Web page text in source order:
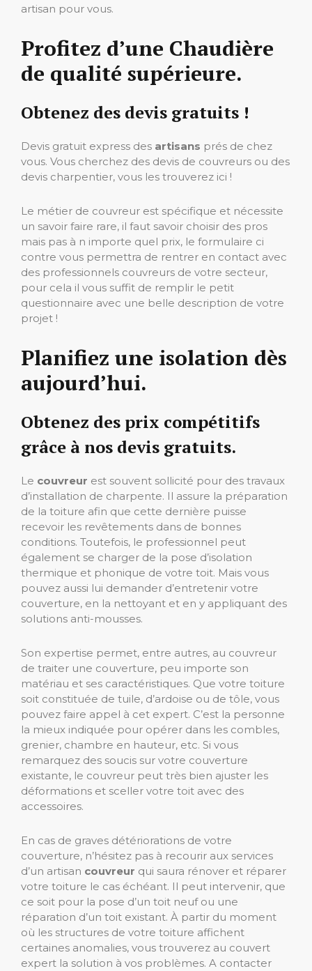
artisan pour vous.
Profitez d’une Chaudière
de qualité supérieure.
Obtenez des devis gratuits !
Devis gratuit express des artisans prés de chez
vous. Vous cherchez des devis de couvreurs ou des
devis charpentier, vous les trouverez ici !
Le métier de couvreur est spécifique et nécessite
un savoir faire rare, il faut savoir choisir des pros
mais pas à n importe quel prix, le formulaire ci
contre vous permettra de rentrer en contact avec
des professionnels couvreurs de votre secteur,
pour cela il vous suffit de remplir le petit
questionnaire avec une belle description de votre
projet !
Planifiez une isolation dès
aujourd’hui.
Obtenez des prix compétitifs
grâce à nos devis gratuits.
Le couvreur est souvent sollicité pour des travaux
d’installation de charpente. Il assure la préparation
de la toiture afin que cette dernière puisse
recevoir les revêtements dans de bonnes
conditions. Toutefois, le professionnel peut
également se charger de la pose d’isolation
thermique et phonique de votre toit. Mais vous
pouvez aussi lui demander d’entretenir votre
couverture, en la nettoyant et en y appliquant des
solutions anti-mousses.
Son expertise permet, entre autres, au couvreur
de traiter une couverture, peu importe son
matériau et ses caractéristiques. Que votre toiture
soit constituée de tuile, d’ardoise ou de tôle, vous
pouvez faire appel à cet expert. C’est la personne
la mieux indiquée pour opérer dans les combles,
grenier, chambre en hauteur, etc. Si vous
remarquez des soucis sur votre couverture
existante, le couvreur peut très bien ajuster les
déformations et sceller votre toit avec des
accessoires.
En cas de graves détériorations de votre
couverture, n’hésitez pas à recourir aux services
d’un artisan couvreur qui saura rénover et réparer
votre toiture le cas échéant. Il peut intervenir, que
ce soit pour la pose d’un toit neuf ou une
réparation d’un toit existant. À partir du moment
où les structures de votre toiture affichent
certaines anomalies, vous trouverez au couvert
expert la solution à vos problèmes. A contacter